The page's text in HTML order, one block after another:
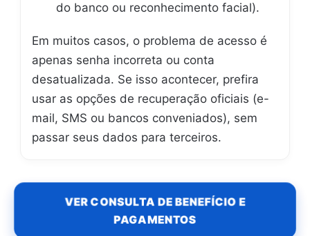
do banco ou reconhecimento facial).
Em muitos casos, o problema de acesso é
apenas senha incorreta ou conta
desatualizada. Se isso acontecer, prefira
usar as opções de recuperação oficiais (e-
mail, SMS ou bancos conveniados), sem
passar seus dados para terceiros.
VER CONSULTA DE BENEFÍCIO E
PAGAMENTOS